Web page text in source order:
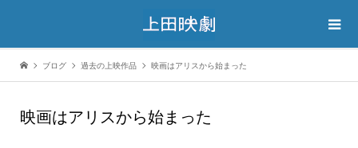
ブログ 過去の上映作品 映画はアリスから始まった
映画はアリスから始まった